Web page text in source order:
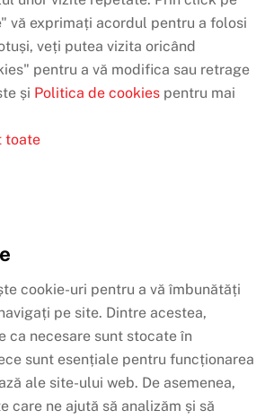
vă exprimați acordul pentru a folosi
veți putea vizita oricând
pentru a vă modifica sau retrage
și Politica de cookies pentru mai
toate
cookie-uri pentru a vă îmbunătăți
pe site. Dintre acestea,
ca necesare sunt stocate în
sunt esențiale pentru funcționarea
ale site-ului web. De asemenea,
care ne ajută să analizăm și să